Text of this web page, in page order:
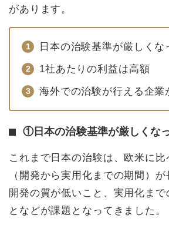
があります。
日本の治験基準が厳しくな
1社あたりの利益は高額
海外での治験が行える企業
①日本の治験基準が厳しくな
これまで日本の治験は、欧米に
（開発から実用化までの期間）
開発の質が低いこと、実用化まで
となどが課題となってきました。